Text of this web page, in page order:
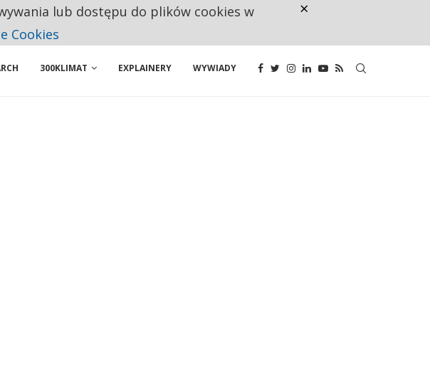
POLECAJĄ
300KLIMAT EXPLAINERY WYWIADY
lub dostępu do plików cookies w
Cookies
×